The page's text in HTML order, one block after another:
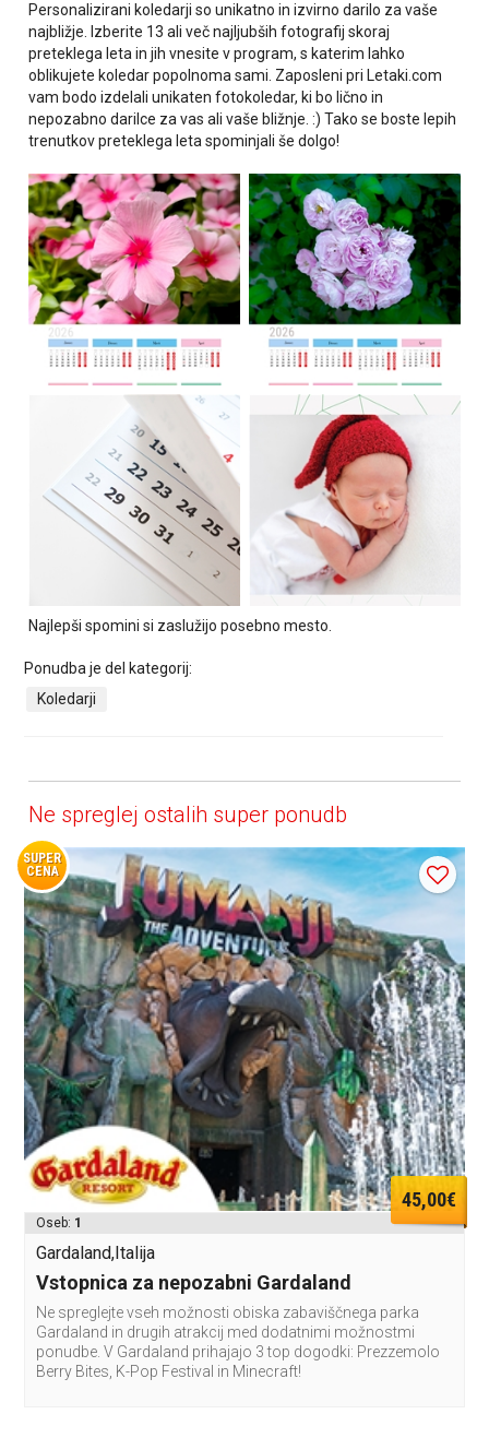
Personalizirani koledarji so unikatno in izvirno darilo za vaše
najbližje. Izberite 13 ali več najljubših fotografij skoraj
preteklega leta in jih vnesite v program, s katerim lahko
oblikujete koledar popolnoma sami. Zaposleni pri Letaki.com
vam bodo izdelali unikaten fotokoledar, ki bo lično in
nepozabno darilce za vas ali vaše bližnje. :) Tako se boste lepih
trenutkov preteklega leta spominjali še dolgo!
Najlepši spomini si zaslužijo posebno mesto.
Ponudba je del kategorij:
Koledarji
Ne spreglej ostalih super ponudb
SUPER
CENA
45,00€
Oseb: 1
Gardaland,Italija
Vstopnica za nepozabni Gardaland
Ne spreglejte vseh možnosti obiska zabaviščnega parka
Gardaland in drugih atrakcij med dodatnimi možnostmi
ponudbe. V Gardaland prihajajo 3 top dogodki: Prezzemolo
Berry Bites, K-Pop Festival in Minecraft!